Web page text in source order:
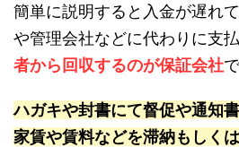
簡単に説明すると入金が遅れ
や管理会社などに代わりに支
者から回収するのが保証会社
ハガキや封書にて督促や通知
家賃や賃料などを滞納もしく